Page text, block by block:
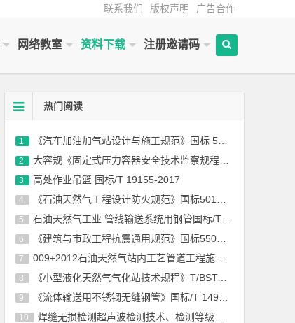
联系我们 版权声明 广告合作
网络教室 资料下载 注册邀请码
热门阅读
1 《汽车加油加气站设计与施工规范》国标 50156-2012(2014年版)
2 大容规《固定式压力容器安全技术监察规程》TSG 21-2016
3 高处作业吊篮 国标/T 19155-2017
4 《石油天然气工程设计防火规范》国标50183-2004-2015
5 石油天然气工业 管线输送系统用钢管国标/T 9711-2017
6 《建筑与市政工程抗震通用规范》国标55002-2021
7 009+2012石油天然气站内工艺管道工程施工规范国标 50540-2009（2012年版）
8 《小型液化天然气气化站技术规程》T/BSTAUM 001-2017下载
9 《流体输送用不锈钢无缝钢管》国标/T 14976-2012
10 焊缝无损检测超声波检测技术、检测等级和评定国标／T 11345-2013